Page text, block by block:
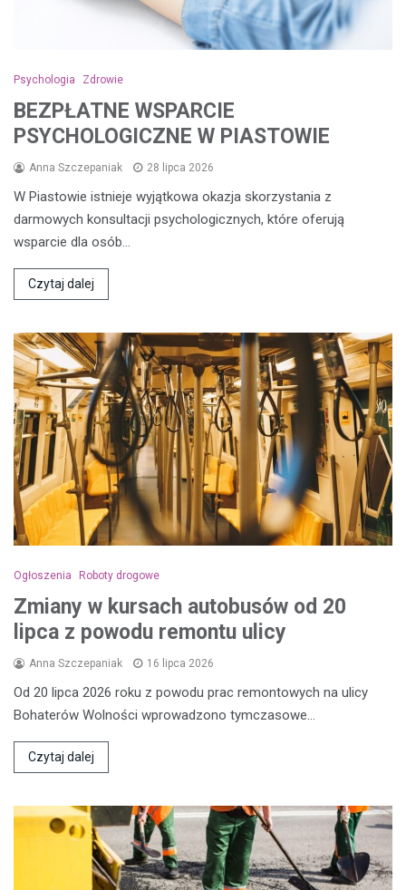
Psychologia Zdrowie
BEZPŁATNE WSPARCIE
PSYCHOLOGICZNE W PIASTOWIE
Anna Szczepaniak 28 lipca 2026
W Piastowie istnieje wyjątkowa okazja skorzystania z
darmowych konsultacji psychologicznych, które oferują
wsparcie dla osób…
Czytaj dalej
Ogłoszenia Roboty drogowe
Zmiany w kursach autobusów od 20
lipca z powodu remontu ulicy
Anna Szczepaniak 16 lipca 2026
Od 20 lipca 2026 roku z powodu prac remontowych na ulicy
Bohaterów Wolności wprowadzono tymczasowe…
Czytaj dalej